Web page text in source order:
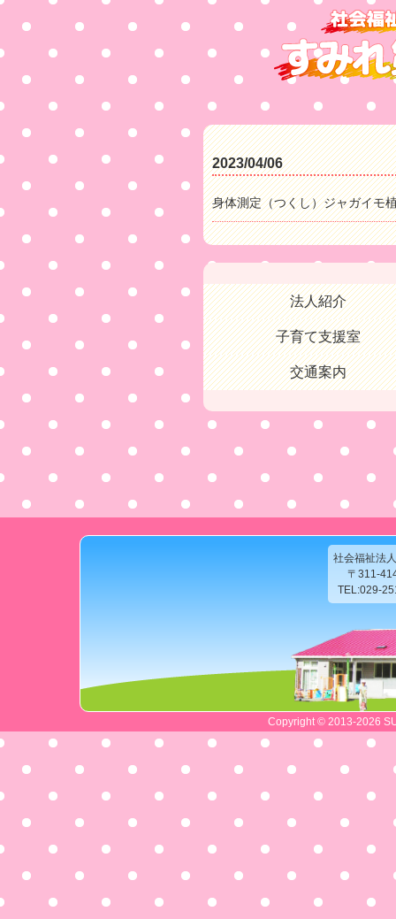
2023/04/06
身体測定（つくし）ジャガイモ
法人紹介
子育て支援室
交通案内
社会福祉法
〒311-
TEL:029-
Copyright © 2013-2026